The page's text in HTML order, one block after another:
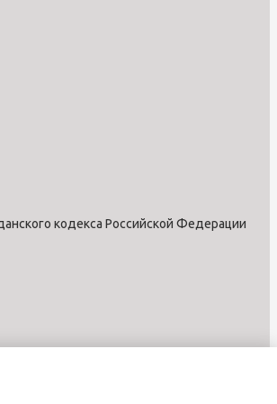
кодекса Российской Федерации